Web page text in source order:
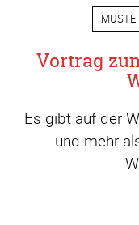
Vortrag
Es gibt auf der
und mehr